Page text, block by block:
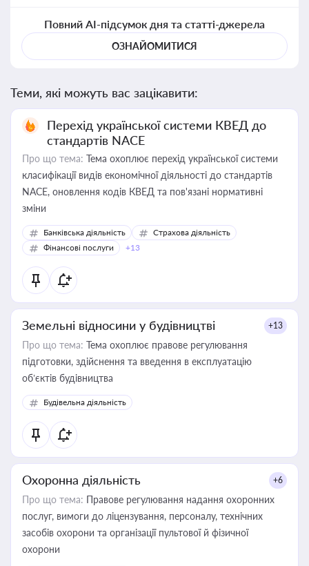
Повний AI-підсумок дня та статті-джерела
ОЗНАЙОМИТИСЯ
Теми, які можуть вас зацікавити:
Перехід української системи КВЕД до
стандартів NACE
Про що тема: Тема охоплює перехід української системи
класифікації видів економічної діяльності до стандартів
NACE, оновлення кодів КВЕД та пов'язані нормативні
зміни
Банківська діяльність
Страхова діяльність
Фінансові послуги
+13
Земельні відносини у будівництві +13
Про що тема: Тема охоплює правове регулювання
підготовки, здійснення та введення в експлуатацію
об’єктів будівництва
Будівельна діяльність
Охоронна діяльність +6
Про що тема: Правове регулювання надання охоронних
послуг, вимоги до ліцензування, персоналу, технічних
засобів охорони та організації пультової й фізичної
охорони